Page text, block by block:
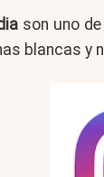
son uno
blancas y